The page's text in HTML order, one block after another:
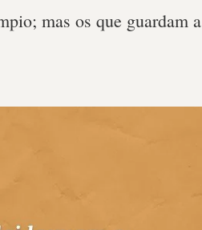
mas os que guardam a